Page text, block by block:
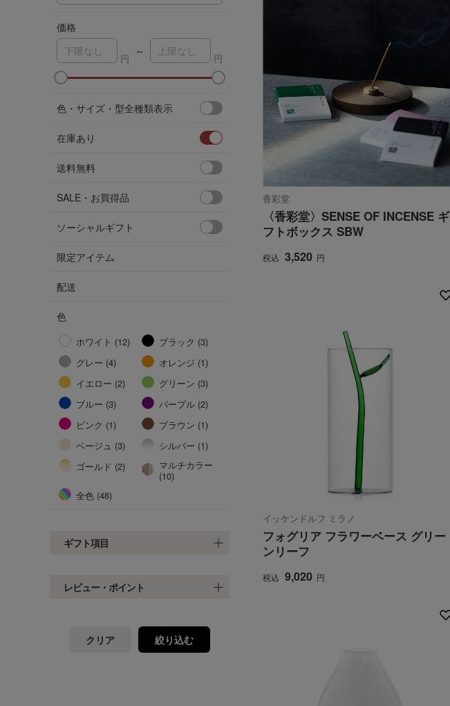
ア カ サ タ ナ
価格
～
色・サイズ・型全種類表示
在庫あり
送料無料
SALE・お買得品
ソーシャルギフト
限定アイテム
配送
色
ホワイト (12)
ブラック (3)
グレー (4)
オレンジ (1)
イエロー (2)
グリーン (3)
ブルー (3)
パープル (2)
ピンク (1)
ブラウン (1)
ベージュ (3)
シルバー (1)
ゴールド (2)
マルチカラー
(10)
全色 (48)
ギフト項目
レビュー・ポイント
クリア 絞り込む
香彩堂
〈香彩堂〉SENSE OF INCENSE ギ
フトボックス SBW
税込 3,520 円
イッケンドルフ ミラノ
フォグリア フラワーベース グリー
ンリーフ
税込 9,020 円